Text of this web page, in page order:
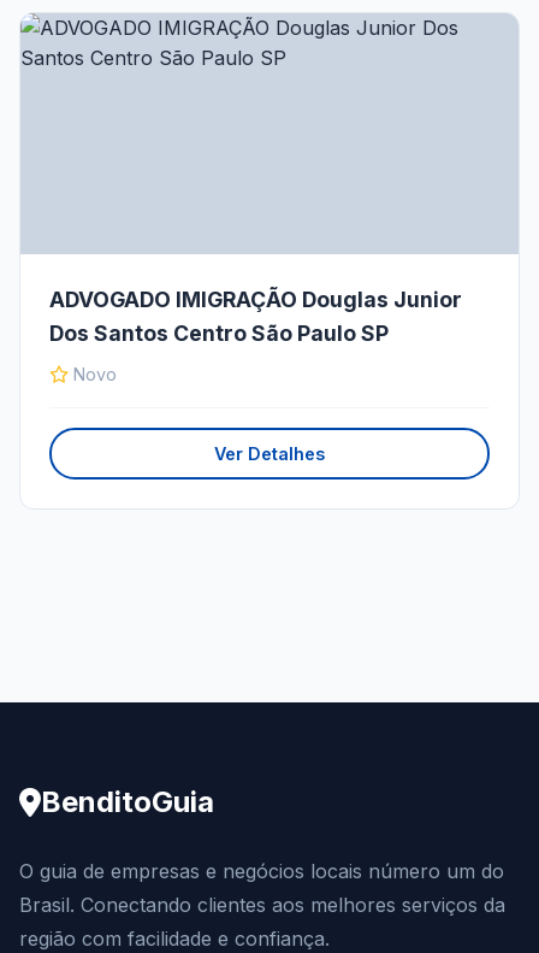
ADVOGADO IMIGRAÇÃO Douglas Junior
Dos Santos Centro São Paulo SP
Novo
Ver Detalhes
BenditoGuia
O guia de empresas e negócios locais número um do
Brasil. Conectando clientes aos melhores serviços da
região com facilidade e confiança.